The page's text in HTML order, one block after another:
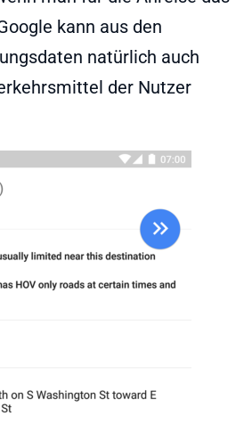
kann aus den
natürlich auch
der Nutzer